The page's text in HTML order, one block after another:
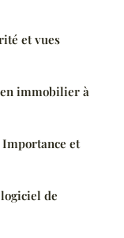
et vues
immobilier à
et
de